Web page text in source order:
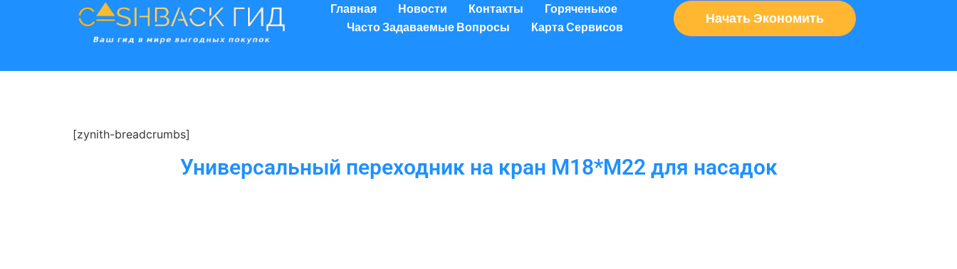
Главная Новости Контакты
Горяченькое
Часто Задаваемые Вопросы
Карта Сервисов
Начать Экономить
[zynith-breadcrumbs]
Универсальный переходник на кран М18*М22 для насадок